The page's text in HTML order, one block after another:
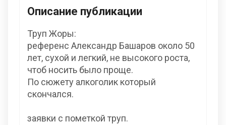
Описание публикации
Труп Жоры:
референс Александр Башаров около 50
лет, сухой и легкий, не высокого роста,
чтоб носить было проще.
По сюжету алкоголик который
скончался.
заявки с пометкой труп.